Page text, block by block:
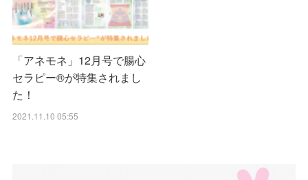
「アネモネ」12月号で腸心
セラピー®︎が特集されまし
た！
2021.11.10 05:55